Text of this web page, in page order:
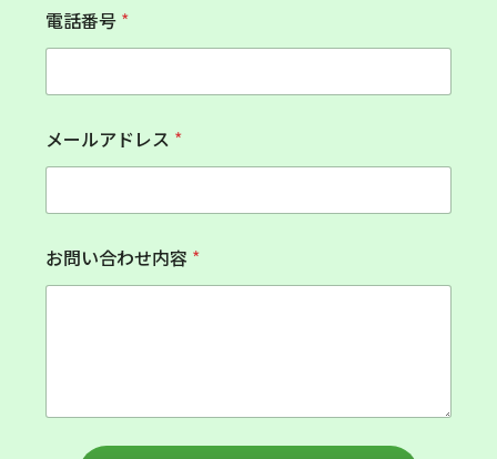
ー
ル
ド
ス
お
名
お
前
電話番号 *
メールアドレス *
お問い合わせ内容 *